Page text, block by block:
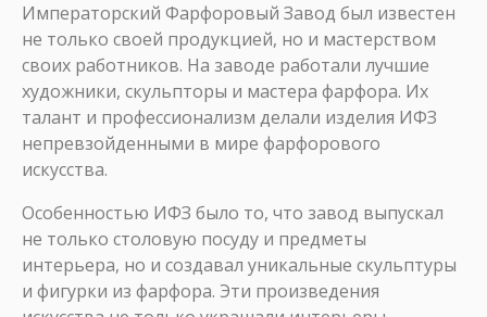
Императорский Фарфоровый Завод был известен
не только своей продукцией, но и мастерством
своих работников. На заводе работали лучшие
художники, скульпторы и мастера фарфора. Их
талант и профессионализм делали изделия ИФЗ
непревзойденными в мире фарфорового
искусства.
Особенностью ИФЗ было то, что завод выпускал
не только столовую посуду и предметы
интерьера, но и создавал уникальные скульптуры
и фигурки из фарфора. Эти произведения